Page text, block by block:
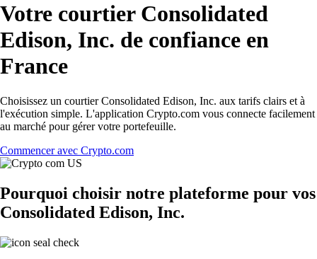
Votre courtier Consolidated
Edison, Inc. de confiance en
France
Choisissez un courtier Consolidated Edison, Inc. aux tarifs clairs et à
l'exécution simple. L'application Crypto.com vous connecte facilement
au marché pour gérer votre portefeuille.
Commencer avec Crypto.com
Pourquoi choisir notre plateforme pour vos
Consolidated Edison, Inc.